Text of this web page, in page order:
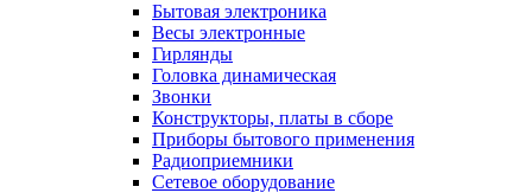
Бытовая электроника
Весы электронные
Гирлянды
Головка динамическая
Звонки
Конструкторы, платы в сборе
Приборы бытового применения
Радиоприемники
Сетевое оборудование